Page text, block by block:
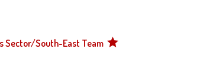
Sector/South-East Team